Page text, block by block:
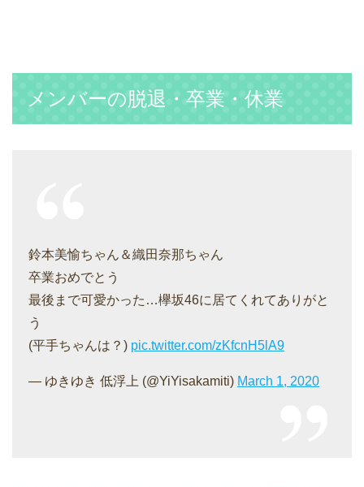
メンバーの脱退・卒業・休業
鈴本美愉ちゃん＆織田奈那ちゃん
卒業おめでとう
最後まで可愛かった…欅坂46に居てくれてありがと
う
(平手ちゃんは？) pic.twitter.com/zKfcnH5lA9
— ゆきゆき 低浮上 (@YiYisakamiti) March 1, 2020